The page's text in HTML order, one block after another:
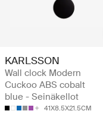
KARLSSON
Wall clock Modern
Cuckoo ABS cobalt
blue - Seinäkellot
41X8.5X21.5CM